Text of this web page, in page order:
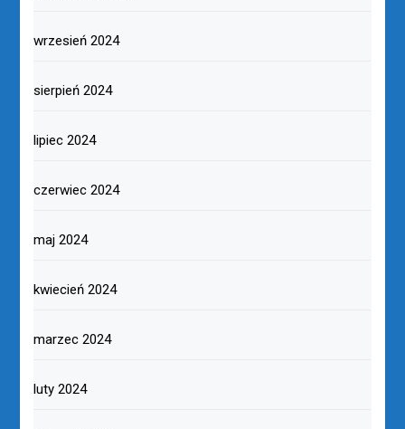
wrzesień 2024
sierpień 2024
lipiec 2024
czerwiec 2024
maj 2024
kwiecień 2024
marzec 2024
luty 2024